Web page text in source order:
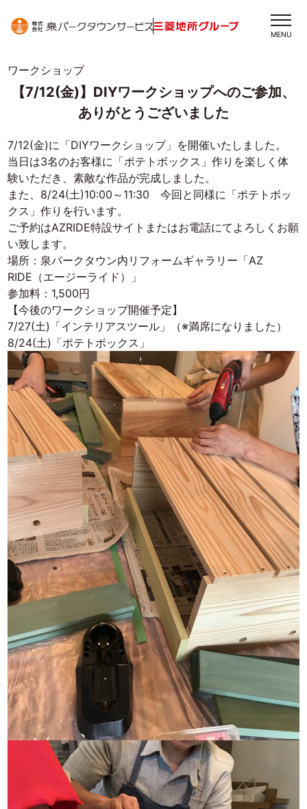
MENU
ワークショップ
【7/12(金)】DIYワークショップへのご参加、
ありがとうございました
7/12(金)に「DIYワークショップ」を開催いたしました。
当日は3名のお客様に「ポテトボックス 」作りを楽しく体
験いただき、素敵な作品が完成しました。
また、8/24(土)10:00～11:30 今回と同様に「ポテトボッ
クス」作りを行います。
ご予約はAZRIDE特設サイト またはお電話にてよろしくお願
い致します。
場所：泉パークタウン内リフォームギャラリー「AZ
RIDE（エージーライド）」
参加料：1,500円
【今後のワークショップ開催予定】
7/27(土) 「インテリアスツール」（※満席になりました）
8/24(土) 「ポテトボックス」